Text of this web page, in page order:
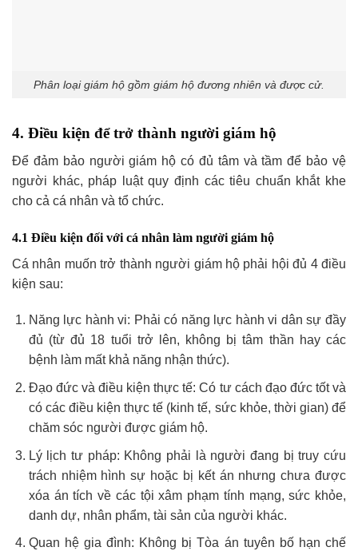
Phân loại giám hộ gồm giám hộ đương nhiên và được cử.
4. Điều kiện để trở thành người giám hộ
Để đảm bảo người giám hộ có đủ tâm và tầm để bảo vệ
người khác, pháp luật quy định các tiêu chuẩn khắt khe
cho cả cá nhân và tổ chức.
4.1 Điều kiện đối với cá nhân làm người giám hộ
Cá nhân muốn trở thành người giám hộ phải hội đủ 4 điều
kiện sau:
Năng lực hành vi: Phải có năng lực hành vi dân sự đầy
đủ (từ đủ 18 tuổi trở lên, không bị tâm thần hay các
bệnh làm mất khả năng nhận thức).
Đạo đức và điều kiện thực tế: Có tư cách đạo đức tốt và
có các điều kiện thực tế (kinh tế, sức khỏe, thời gian) để
chăm sóc người được giám hộ.
Lý lịch tư pháp: Không phải là người đang bị truy cứu
trách nhiệm hình sự hoặc bị kết án nhưng chưa được
xóa án tích về các tội xâm phạm tính mạng, sức khỏe,
danh dự, nhân phẩm, tài sản của người khác.
Quan hệ gia đình: Không bị Tòa án tuyên bố hạn chế